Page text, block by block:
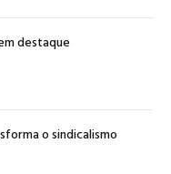
destaque
o sindicalismo